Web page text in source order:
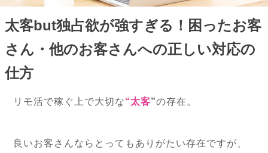
太客but独占欲が強すぎる！困ったお客
さん・他のお客さんへの正しい対応の
仕方
リモ活で稼ぐ上で大切な“太客”の存在。
良いお客さんならとってもありがたい存在ですが、